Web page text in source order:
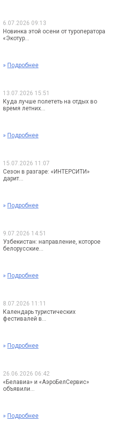
6.07.2026 09:13
Новинка этой осени от туроператора
«Экотур...
» Подробнее
13.07.2026 15:51
Куда лучше полететь на отдых во
время летних...
» Подробнее
15.07.2026 11:07
Сезон в разгаре: «ИНТЕРСИТИ»
дарит...
» Подробнее
9.07.2026 14:51
Узбекистан: направление, которое
белорусские...
» Подробнее
8.07.2026 11:11
Календарь туристических
фестивалей в...
» Подробнее
26.06.2026 06:42
«Белавиа» и «АэроБелСервис»
объявили...
» Подробнее